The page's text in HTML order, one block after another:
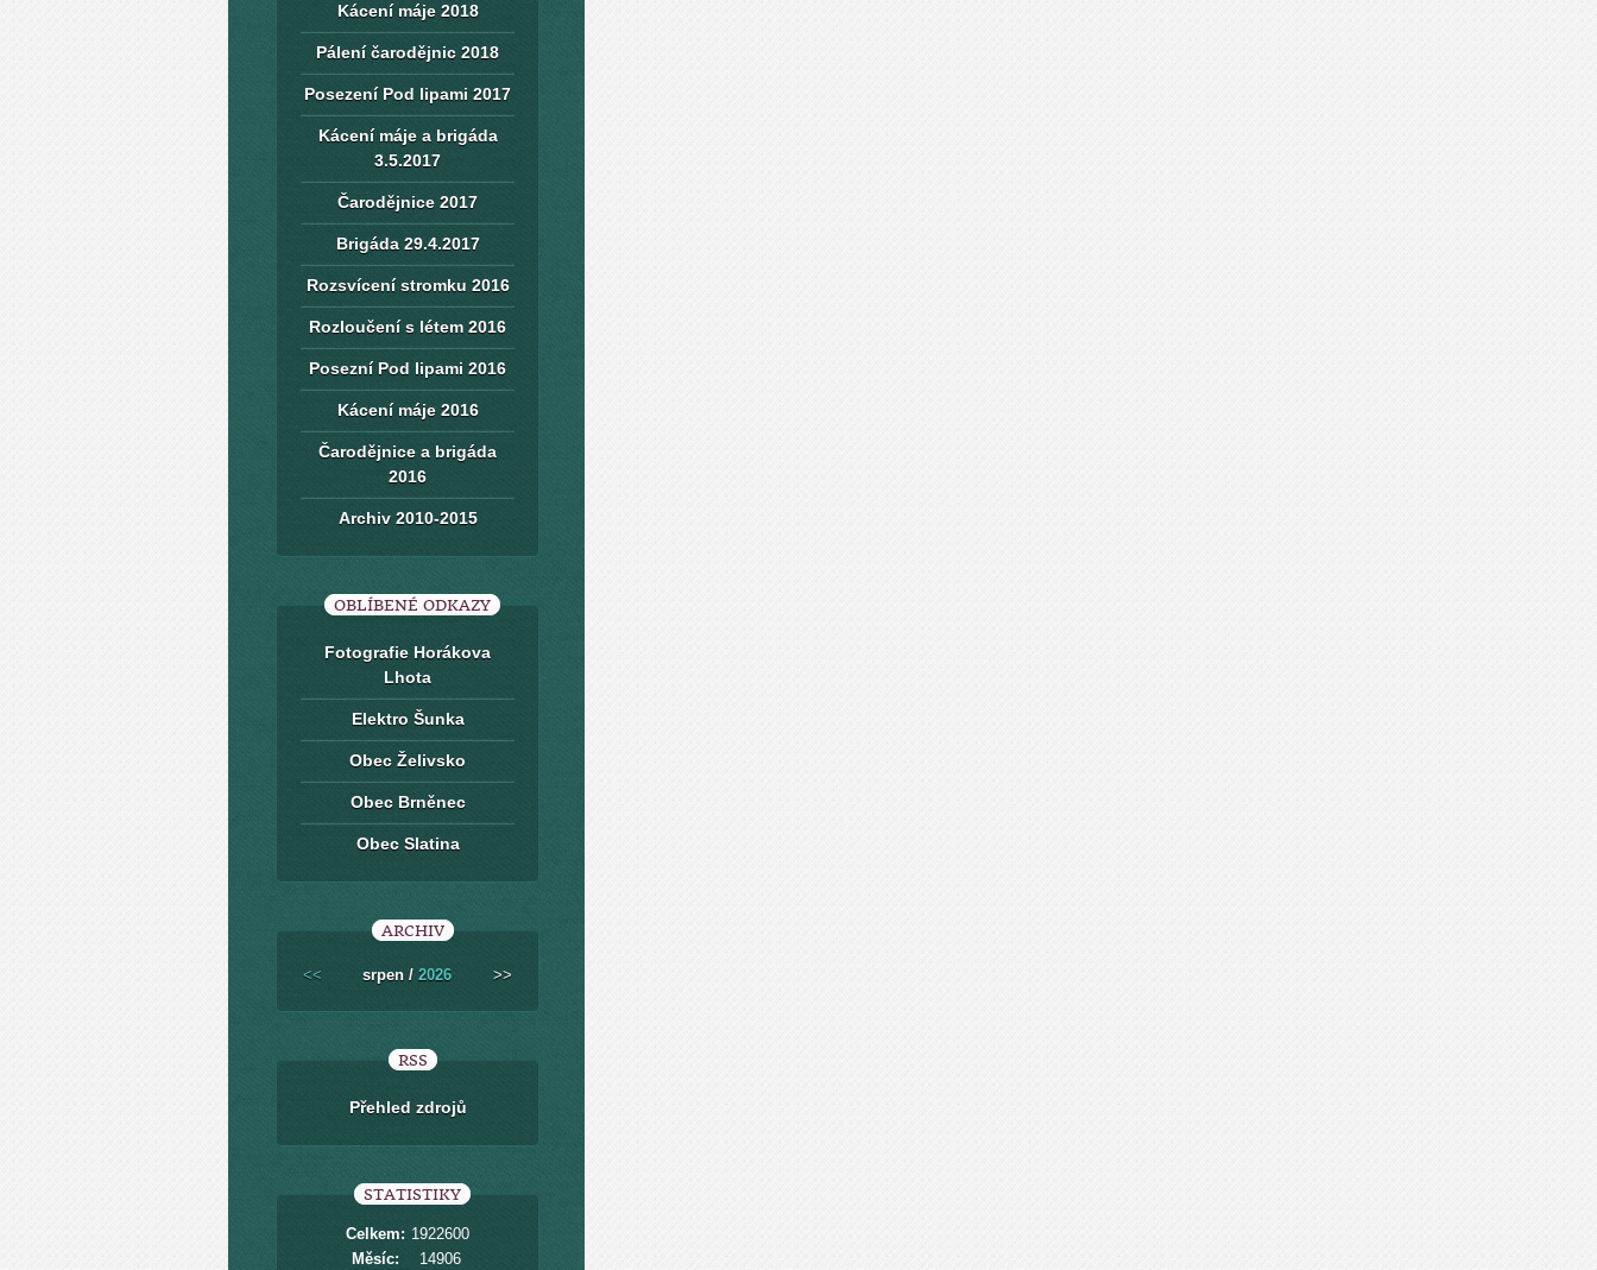
Kácení máje 2018
Pálení čarodějnic 2018
Posezení Pod lipami 2017
Kácení máje a brigáda
3.5.2017
Čarodějnice 2017
Brigáda 29.4.2017
Rozsvícení stromku 2016
Rozloučení s létem 2016
Posezní Pod lipami 2016
Kácení máje 2016
Čarodějnice a brigáda
2016
Archiv 2010-2015
OBLÍBENÉ ODKAZY
Fotografie Horákova
Lhota
Elektro Šunka
Obec Želivsko
Obec Brněnec
Obec Slatina
ARCHIV
<< srpen / 2026 >>
RSS
Přehled zdrojů
STATISTIKY
Celkem: 1922600
Měsíc:
14906